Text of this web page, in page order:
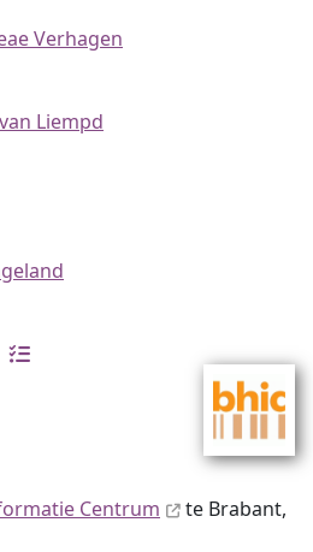
Verhagen
Liempd
Centrum
te Brabant,